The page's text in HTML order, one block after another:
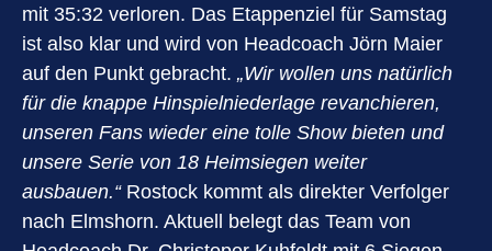
mit 35:32 verloren. Das Etappenziel für Samstag
ist also klar und wird von Headcoach Jörn Maier
auf den Punkt gebracht. „Wir wollen uns natürlich
für die knappe Hinspielniederlage revanchieren,
unseren Fans wieder eine tolle Show bieten und
unsere Serie von 18 Heimsiegen weiter
ausbauen.“Rostock kommt als direkter Verfolger
nach Elmshorn. Aktuell belegt das Team von